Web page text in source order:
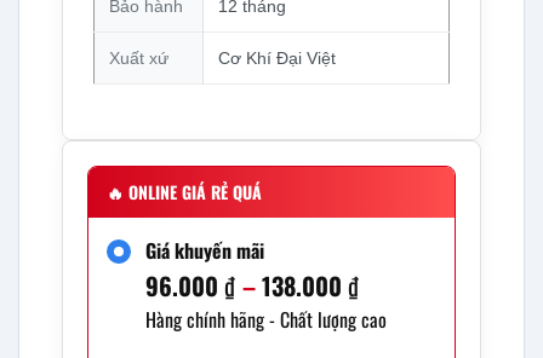
Bảo hành 12 tháng
Xuất xứ Cơ Khí Đại Việt
🔥 ONLINE GIÁ RẺ QUÁ
Giá khuyến mãi
96.000 ₫ –138.000 ₫
giá:
Hàng chính hãng - Chất lượng cao